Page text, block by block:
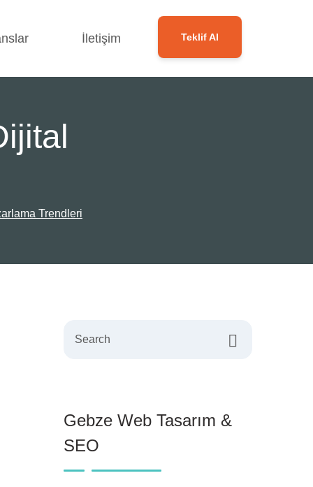
İletişim Teklif Al
Trendleri
Gebze Web Tasarım &
SEO